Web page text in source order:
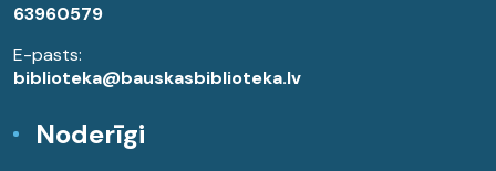
63960579
E-pasts:
biblioteka@bauskasbiblioteka.lv
Noderīgi